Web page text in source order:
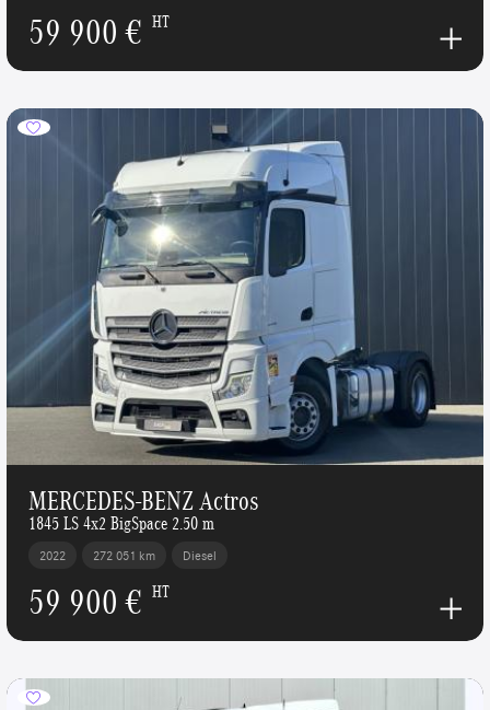
59 900 € HT
MERCEDES-BENZ Actros
1845 LS 4x2 BigSpace 2.50 m
2022 272 051 km Diesel
59 900 € HT